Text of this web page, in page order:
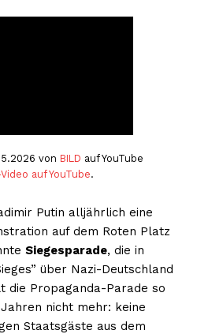
von BILD auf YouTube
auf YouTube.
Putin alljährlich eine
auf dem Roten Platz
Siegesparade, die in
über Nazi-Deutschland
die Propaganda-Parade so
nicht mehr: keine
Staatsgäste aus dem